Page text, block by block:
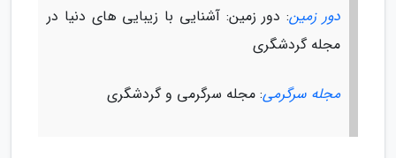
دور زمین: دور زمین: آشنایی با زیبایی های دنیا در
مجله گردشگری
مجله سرگرمی: مجله سرگرمی و گردشگری